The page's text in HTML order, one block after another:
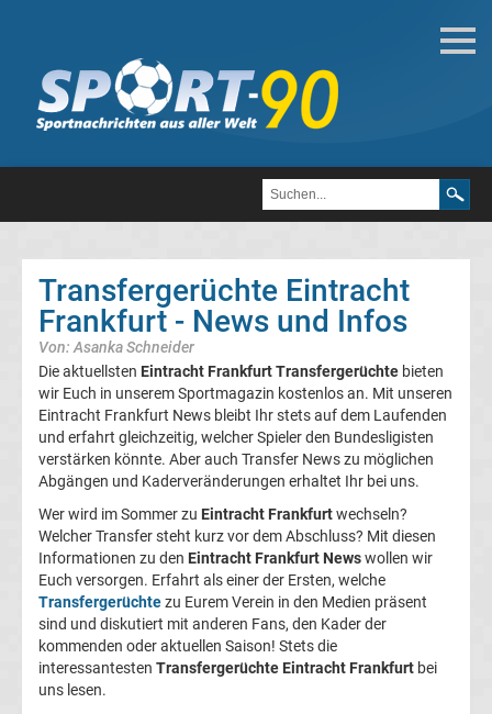
Deutsche
Transfergerüchte
FC
Heidenheim
1846
Transfergerüchte
1.
FC
Kaiserslautern
Transfergerüchte
1.
Transfergerüchte Eintracht
Frankfurt - News und Infos
Von: Asanka Schneider
Die aktuellsten Eintracht Frankfurt Transfergerüchte bieten
wir Euch in unserem Sportmagazin kostenlos an. Mit unseren
Eintracht Frankfurt News bleibt Ihr stets auf dem Laufenden
und erfahrt gleichzeitig, welcher Spieler den Bundesligisten
verstärken könnte. Aber auch Transfer News zu möglichen
Abgängen und Kaderveränderungen erhaltet Ihr bei uns.
Wer wird im Sommer zu Eintracht Frankfurtwechseln?
Welcher Transfer steht kurz vor dem Abschluss? Mit diesen
Informationen zu den Eintracht Frankfurt Newswollen wir
Euch versorgen. Erfahrt als einer der Ersten, welche
Transfergerüchtezu Eurem Verein in den Medien präsent
sind und diskutiert mit anderen Fans, den Kader der
kommenden oder aktuellen Saison! Stets die
interessantesten Transfergerüchte Eintracht Frankfurt bei
uns lesen.